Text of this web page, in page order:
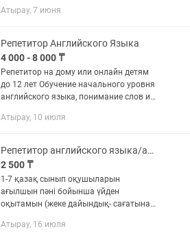
(1–9 классы) • взрослых с нуля •
Атырау, 7 июня
Репетитор Английского Языка
4 000 - 8 000 ₸
Репетитор на дому или онлайн детям
до 12 лет Обучение начального уровня
английского языка, понимание слов и
языка, повышение успеваемости
Атырау, 10 июля
Репетитор английского языка/ағылшын тілі репетиторы
2 500 ₸
1-7 қазақ сынып оқушыларын
ағылшын пәні бойынша үйден
оқытамын (жеке дайындық- сағатына
Нұрсая, ТҮК Модерн Сити/Обучаю
Атырау, 16 июля